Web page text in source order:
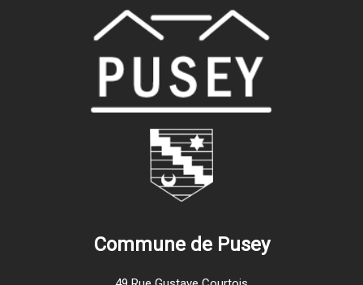
Commune de Pusey